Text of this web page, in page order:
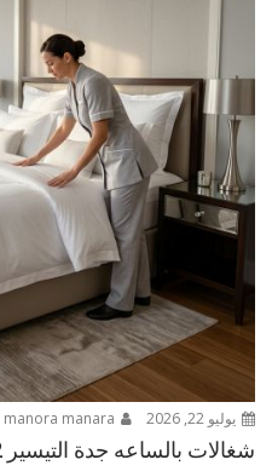
يوليو 22, 2026
شغالات بالساعه جدة التيسير 0557536152